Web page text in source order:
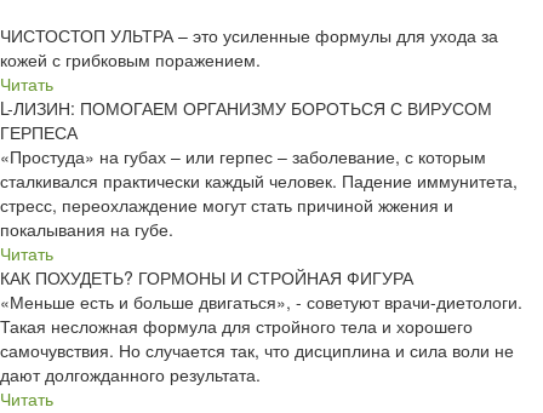
ЧИСТОСТОП УЛЬТРА – это усиленные формулы для ухода за
кожей с грибковым поражением.
Читать
L-ЛИЗИН: ПОМОГАЕМ ОРГАНИЗМУ БОРОТЬСЯ С ВИРУСОМ
ГЕРПЕСА
«Простуда» на губах – или герпес – заболевание, с которым
сталкивался практически каждый человек. Падение иммунитета,
стресс, переохлаждение могут стать причиной жжения и
покалывания на губе.
Читать
КАК ПОХУДЕТЬ? ГОРМОНЫ И СТРОЙНАЯ ФИГУРА
«Меньше есть и больше двигаться», - советуют врачи-диетологи.
Такая несложная формула для стройного тела и хорошего
самочувствия. Но случается так, что дисциплина и сила воли не
дают долгожданного результата.
Читать